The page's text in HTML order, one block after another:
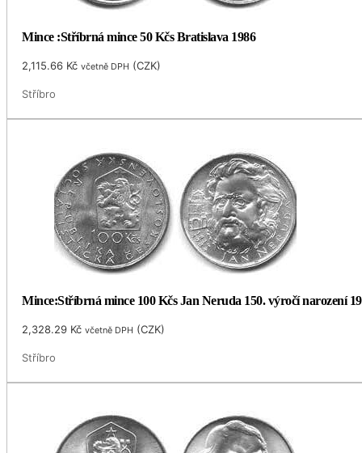
Mince :Stříbrná mince 50 Kčs Bratislava 1986
2,115.66 Kč včetně DPH (CZK)
Stříbro
Mince:Stříbrná mince 100 Kčs Jan Neruda 150. výročí narození
2,328.29 Kč včetně DPH (CZK)
Stříbro